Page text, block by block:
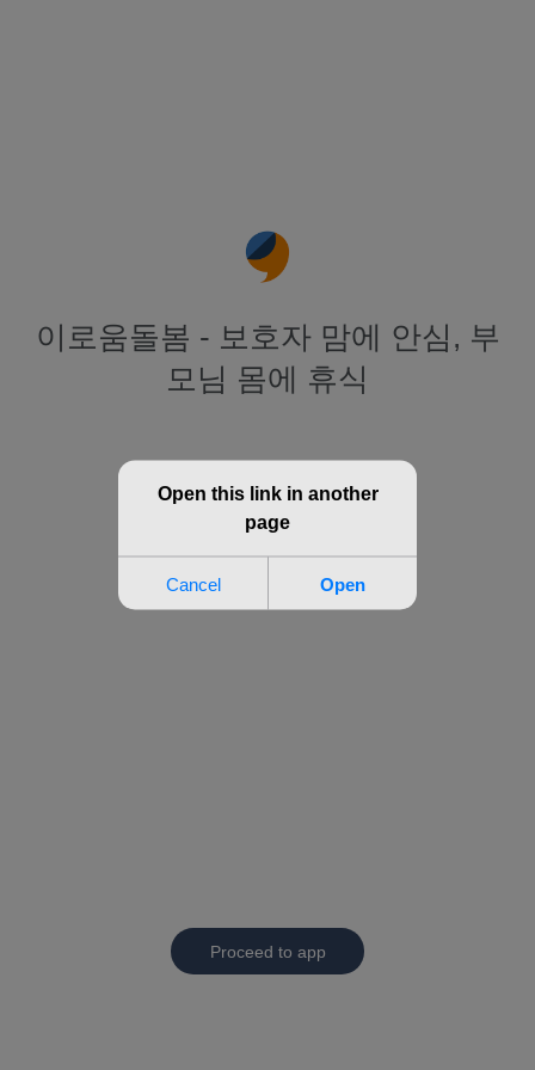
이로움돌봄 - 보호자 맘에 안심, 부
모님 몸에 휴식
Proceed to app